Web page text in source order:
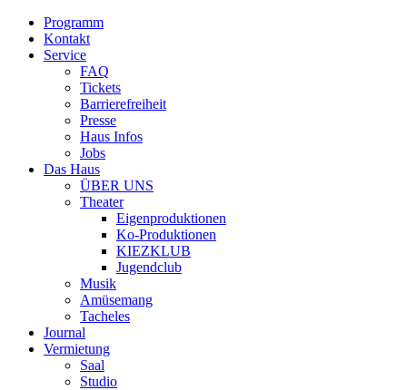
Programm
Kontakt
Service
FAQ
Tickets
Barrierefreiheit
Presse
Haus Infos
Jobs
Das Haus
ÜBER UNS
Theater
Eigenproduktionen
Ko-Produktionen
KIEZKLUB
Jugendclub
Musik
Amüsemang
Tacheles
Journal
Vermietung
Saal
Studio